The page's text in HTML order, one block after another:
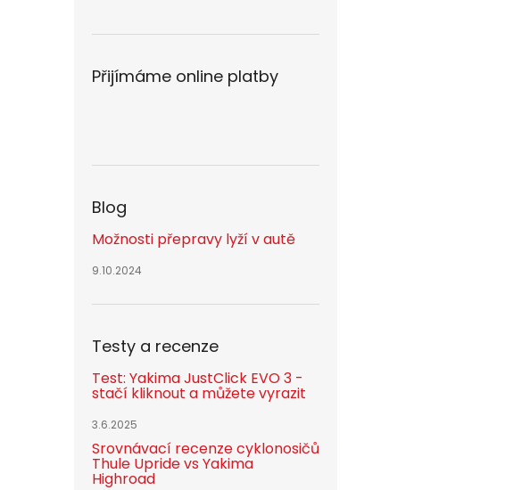
Přijímáme online platby
Blog
Možnosti přepravy lyží v autě
9.10.2024
Testy a recenze
Test: Yakima JustClick EVO 3 -
stačí kliknout a můžete vyrazit
3.6.2025
Srovnávací recenze cyklonosičů
Thule Upride vs Yakima
Highroad